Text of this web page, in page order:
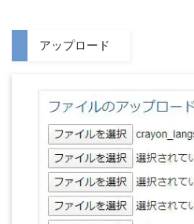
アップロード